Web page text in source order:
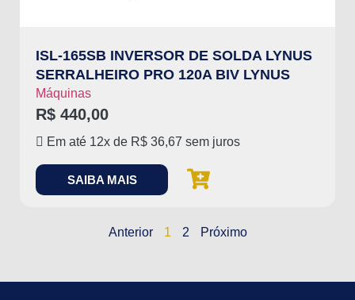
ISL-165SB INVERSOR DE SOLDA LYNUS
SERRALHEIRO PRO 120A BIV LYNUS
Máquinas
R$ 440,00
Em até 12x de R$ 36,67 sem juros
SAIBA MAIS
Anterior 1 2 Próximo